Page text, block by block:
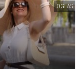
OGLAS